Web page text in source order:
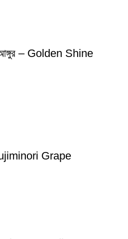
আঙ্গুর – Golden Shine
Grape